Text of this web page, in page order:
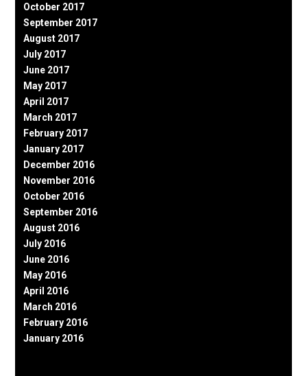
October 2017
September 2017
August 2017
July 2017
June 2017
May 2017
April 2017
March 2017
February 2017
January 2017
December 2016
November 2016
October 2016
September 2016
August 2016
July 2016
June 2016
May 2016
April 2016
March 2016
February 2016
January 2016